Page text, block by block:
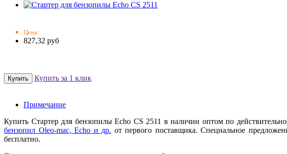
Цена:
827,32 руб
Купить за 1 клик
Примечание
Купить Стартер для бензопилы Echo CS 2511 в наличии оптом по
бензопил Oleo-mac, Echo и др. от первого поставщика. Специальное
бесплатно.